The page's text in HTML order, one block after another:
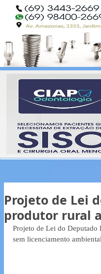
Projeto de Lei
produtor rural
Projeto de Lei do Deputado
sem licenciamento ambiental